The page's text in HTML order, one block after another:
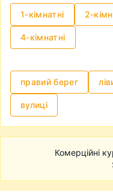
критеріями і яку
чи в порядку всі
узгодити всі
зазначимо, що це
та нервовим
1-кімнатні 2-
4-кімнатні
правий берег
вулиці
Комерційні